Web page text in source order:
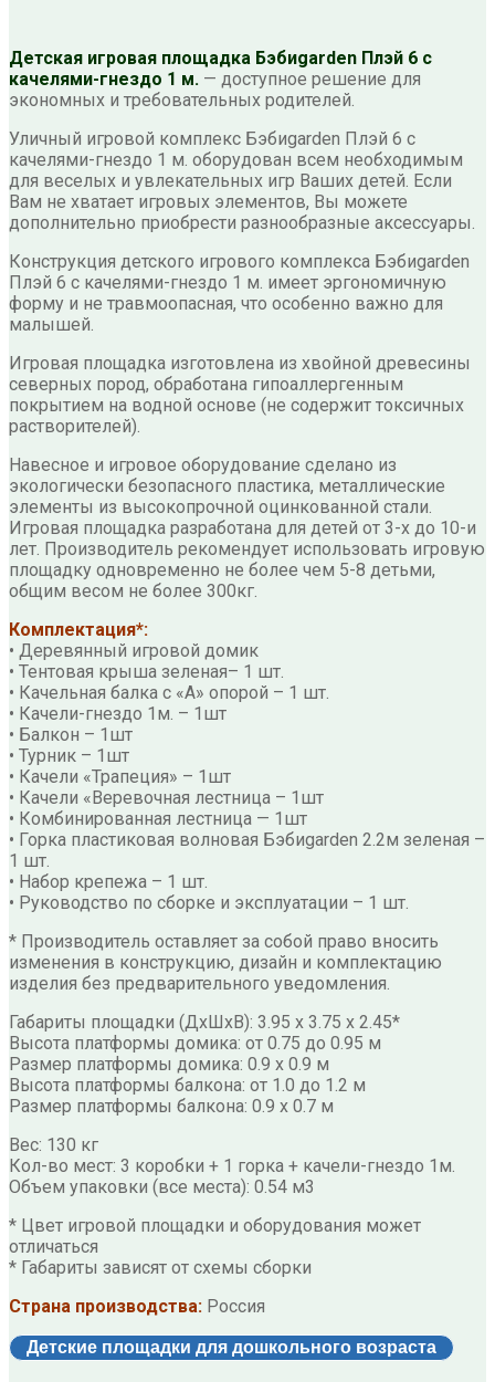
Детская игровая площадка Бэбиgarden Плэй 6 с
качелями-гнездо 1 м. — доступное решение для
экономных и требовательных родителей.
Уличный игровой комплекс Бэбиgarden Плэй 6 с
качелями-гнездо 1 м. оборудован всем необходимым
для веселых и увлекательных игр Ваших детей. Если
Вам не хватает игровых элементов, Вы можете
дополнительно приобрести разнообразные аксессуары.
Конструкция детского игрового комплекса Бэбиgarden
Плэй 6 с качелями-гнездо 1 м. имеет эргономичную
форму и не травмоопасная, что особенно важно для
малышей.
Игровая площадка изготовлена из хвойной древесины
северных пород, обработана гипоаллергенным
покрытием на водной основе (не содержит токсичных
растворителей).
Навесное и игровое оборудование сделано из
экологически безопасного пластика, металлические
элементы из высокопрочной оцинкованной стали.
Игровая площадка разработана для детей от 3-х до 10-и
лет. Производитель рекомендует использовать игровую
площадку одновременно не более чем 5-8 детьми,
общим весом не более 300кг.
Комплектация*:
• Деревянный игровой домик
• Тентовая крыша зеленая– 1 шт.
• Качельная балка с «А» опорой – 1 шт.
• Качели-гнездо 1м. – 1шт
• Балкон – 1шт
• Турник – 1шт
• Качели «Трапеция» – 1шт
• Качели «Веревочная лестница – 1шт
• Комбинированная лестница — 1шт
• Горка пластиковая волновая Бэбиgarden 2.2м зеленая –
1 шт.
• Набор крепежа – 1 шт.
• Руководство по сборке и эксплуатации – 1 шт.
* Производитель оставляет за собой право вносить
изменения в конструкцию, дизайн и комплектацию
изделия без предварительного уведомления.
Габариты площадки (ДxШxВ): 3.95 x 3.75 x 2.45*
Высота платформы домика: от 0.75 до 0.95 м
Размер платформы домика: 0.9 x 0.9 м
Высота платформы балкона: от 1.0 до 1.2 м
Размер платформы балкона: 0.9 x 0.7 м
Вес: 130 кг
Кол-во мест: 3 коробки + 1 горка + качели-гнездо 1м.
Объем упаковки (все места): 0.54 м3
* Цвет игровой площадки и оборудования может
отличаться
* Габариты зависят от схемы сборки
Страна производства: Россия
Детские площадки для дошкольного возраста